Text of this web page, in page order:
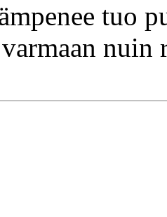
tuo
nuin